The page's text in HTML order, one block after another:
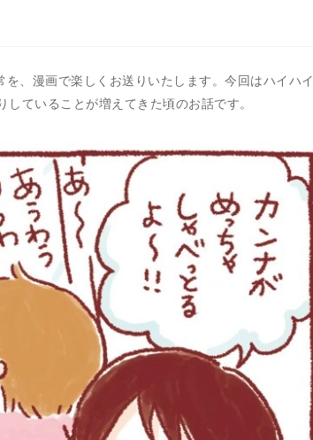
、漫画で楽しくお送りいたします。今回はハイハイ
ていることが増えてきた頃のお話です。